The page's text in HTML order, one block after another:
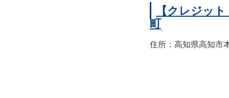
【クレジッ
町
住所：高知県高知市